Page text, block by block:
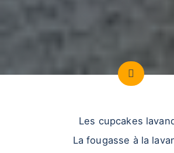
Les cupcakes
La fougasse à la